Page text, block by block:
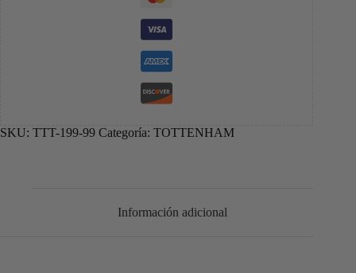
SKU: TTT-199-99 Categoría: TOTTENHAM
Información adicional